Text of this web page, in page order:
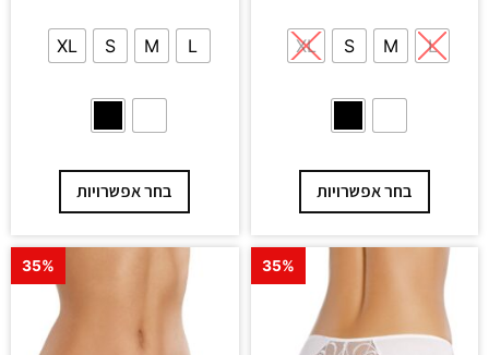
L
M
S
XL
בחר אפשרויות
L
M
S
XL
בחר אפשרויות
35%
35%